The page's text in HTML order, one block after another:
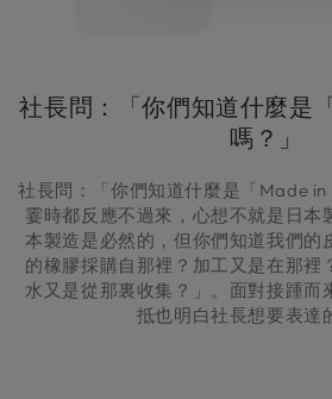
社長問：「你們知道什麼是「
嗎？」
社長問：「你們知道什麼是「Made
霎時都反應不過來，心想不就是日本
本製造是必然的，但你們知道我們的
的橡膠採購自那裡？加工又是在那裡
水又是從那裏收集？」。面對接踵而
抵也明白社長想要表達